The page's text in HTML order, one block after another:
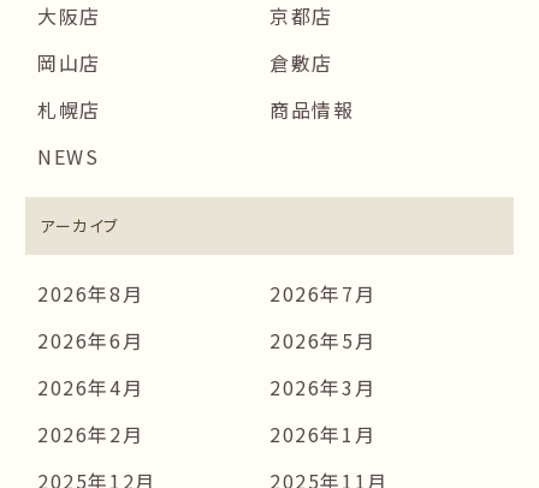
大阪店
京都店
岡山店
倉敷店
札幌店
商品情報
NEWS
アーカイブ
2026年8月
2026年7月
2026年6月
2026年5月
2026年4月
2026年3月
2026年2月
2026年1月
2025年12月
2025年11月